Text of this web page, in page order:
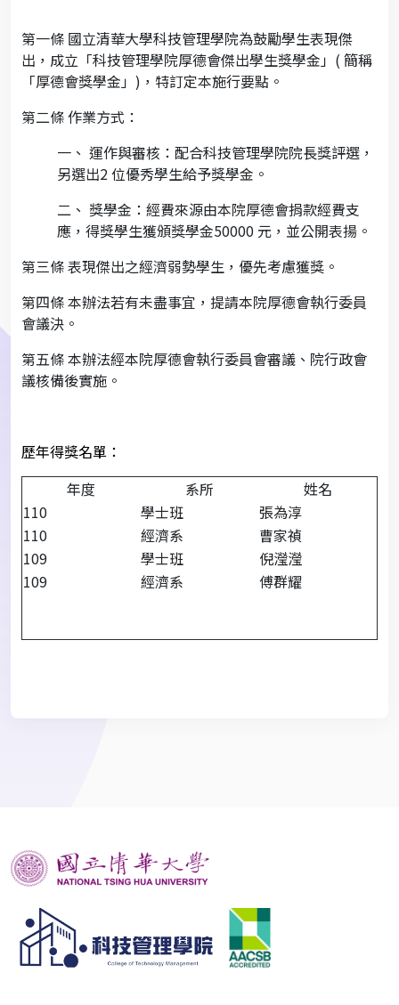
第一條 國立清華大學科技管理學院為鼓勵學生表現傑
出，成立「科技管理學院厚德會傑出學生獎學金」( 簡稱
「厚德會獎學金」)，特訂定本施行要點。
第二條 作業方式：
一、 運作與審核：配合科技管理學院院長獎評選，
另選出2 位優秀學生給予獎學金。
二、 獎學金：經費來源由本院厚德會捐款經費支
應，得獎學生獲頒獎學金50000 元，並公開表揚。
第三條 表現傑出之經濟弱勢學生，優先考慮獲獎。
第四條 本辦法若有未盡事宜，提請本院厚德會執行委員
會議決。
第五條 本辦法經本院厚德會執行委員會審議、院行政會
議核備後實施。
歷年得獎名單：
年度
系所
姓名
110
學士班
張為淳
110
經濟系
曹家禎
109
學士班
倪瀅瀅
109
經濟系 傅群耀